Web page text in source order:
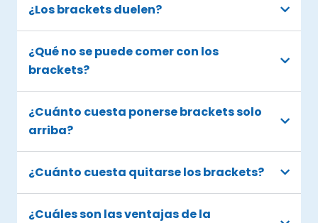
¿Los brackets duelen?
¿Qué no se puede comer con los
brackets?
¿Cuánto cuesta ponerse brackets solo
arriba?
¿Cuánto cuesta quitarse los brackets?
¿Cuáles son las ventajas de la